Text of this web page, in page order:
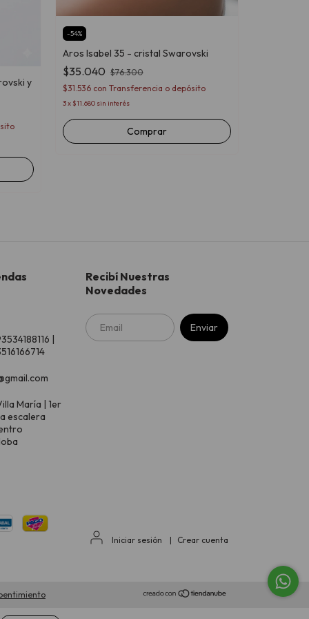
y
-54%
Aros Isabel 35 - cristal Swarovski
$35.040 $76.300
$31.536 con Transferencia o depósito
3x $11.680 sin interés
Comprar
|
María | 1er
escalera
Recibí Nuestras
Novedades
Iniciar sesión | Crear cuenta